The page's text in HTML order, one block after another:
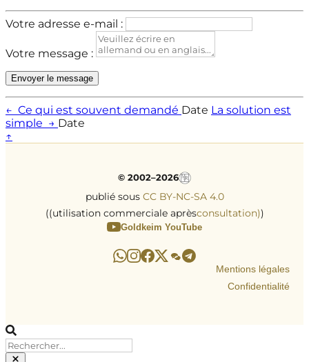
Votre adresse e-mail :
Votre message :
Envoyer le message
← Ce qui est souvent demandé Date La solution est
simple → Date
↑
© 2002–2026
publié sous CC BY-NC-SA 4.0
((utilisation commerciale aprèsconsultation))
Goldkeim YouTube
Mentions légales
Confidentialité